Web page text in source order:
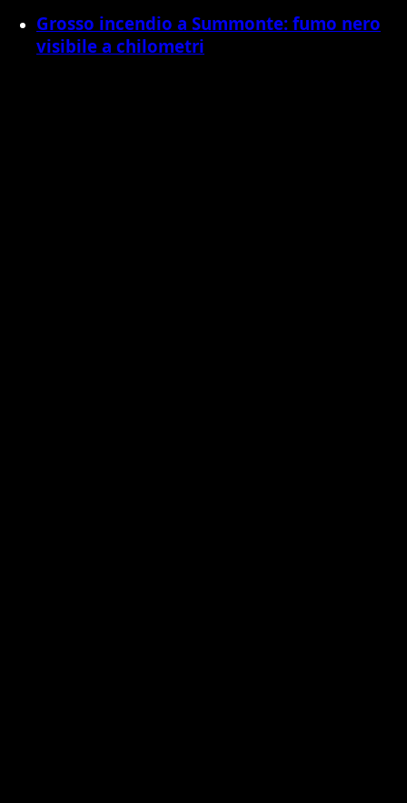
Grosso incendio a Summonte: fumo nero
visibile a chilometri